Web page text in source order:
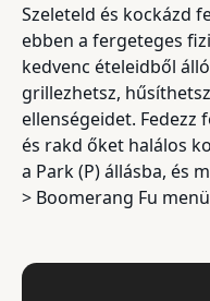
Szeleteld és kockázd
ebben a fergeteges
kedvenc ételeidből
grillezhetsz,
ellenségeidet. Fedezz
és rakd őket halálos
a Park (P) állásba, és
> Boomerang Fu